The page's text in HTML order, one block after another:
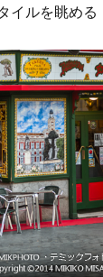
イルを眺める